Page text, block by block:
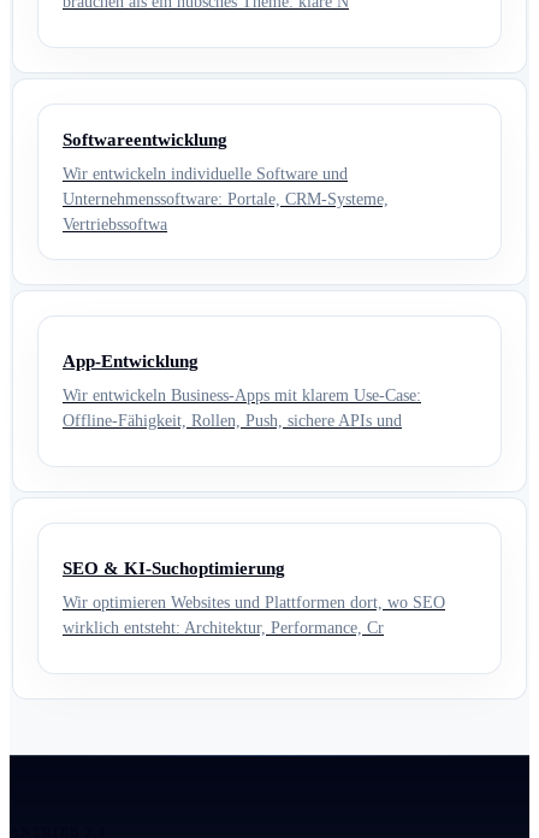
Softwareentwicklung
Wir entwickeln individuelle Software und
Unternehmenssoftware: Portale, CRM-Systeme,
Vertriebssoftwa
App-Entwicklung
Wir entwickeln Business-Apps mit klarem Use-Case:
Offline-Fähigkeit, Rollen, Push, sichere APIs und
SEO & KI-Suchoptimierung
Wir optimieren Websites und Plattformen dort, wo SEO
wirklich entsteht: Architektur, Performance, Cr